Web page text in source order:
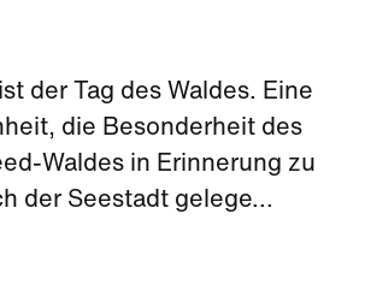
der Tag des Waldes. Eine
die Besonderheit des
Waldes in Erinnerung zu
der Seestadt gelege...